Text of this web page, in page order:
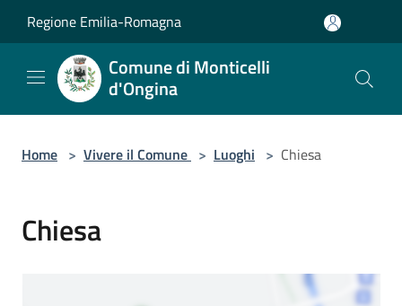
Regione Emilia-Romagna
Comune di Monticelli
d'Ongina
Home > Vivere il Comune > Luoghi > Chiesa
Chiesa